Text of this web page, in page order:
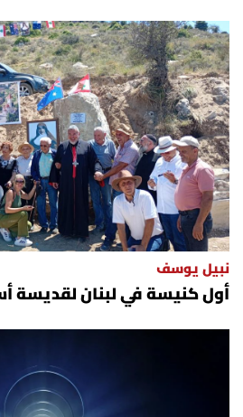
نبيل يوسف
أول كنيسة في لبنان لقديسة